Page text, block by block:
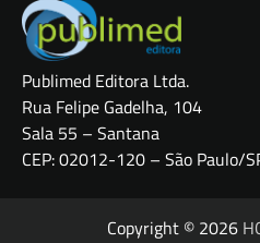
Publimed Editora Ltda.
Rua Felipe Gadelha, 104
Sala 55 – Santana
CEP: 02012-120 – São Paulo/
Copyright © 2026